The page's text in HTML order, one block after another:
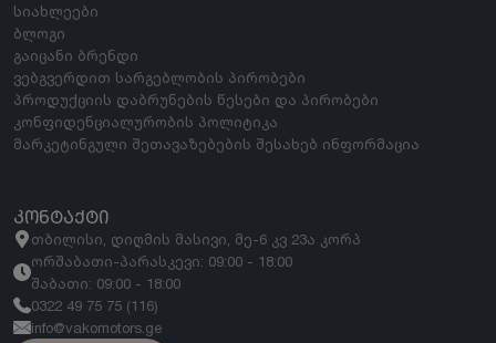
სიახლეები
ბლოგი
გაიცანი ბრენდი
ვებგვერდით სარგებლობის პირობები
პროდუქციის დაბრუნების წესები და პირობები
კონფიდენციალურობის პოლიტიკა
მარკეტინგული შეთავაზებების შესახებ ინფორმაცია
ᲙᲝᲜᲢᲐᲥᲢᲘ
თბილისი, დიღმის მასივი, მე-6 კვ 23ა კორპ
ორშაბათი-პარასკევი: 09:00 - 18:00
შაბათი: 09:00 - 18:00
0322 49 75 75 (116)
info@vakomotors.ge